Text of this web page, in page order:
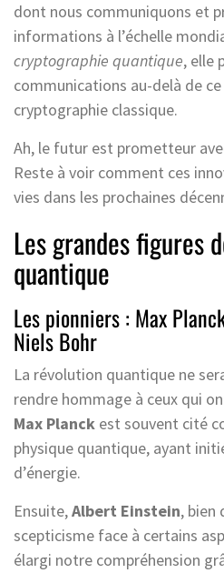
dont nous communiquons et
informations à l’échelle
cryptographie quantique, elle
communications au-delà de
cryptographie classique.
Ah, le futur est prometteur
Reste à voir comment ces
vies dans les prochaines
Les grandes figures
quantique
Les pionniers : Max
Niels Bohr
La révolution quantique ne
rendre hommage à ceux qui
Max Planck est souvent cité
physique quantique, ayant
d’énergie.
Ensuite,Albert Einstein, bien
scepticisme face à certains
élargi notre compréhension